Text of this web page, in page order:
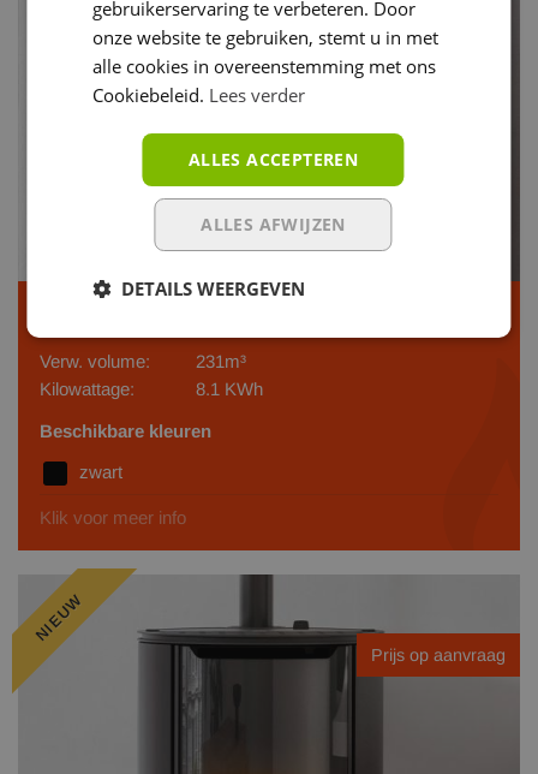
Verw. volume:
231m³
Kilowattage:
8.1 KWh
Beschikbare kleuren
zwart
Klik voor meer info
NIEUW
Prijs op aanvraag
gebruikerservaring te verbeteren. Door
onze website te gebruiken, stemt u in met
alle cookies in overeenstemming met ons
Cookiebeleid. Lees verder
ALLES ACCEPTEREN
ALLES AFWIJZEN
DETAILS WEERGEVEN